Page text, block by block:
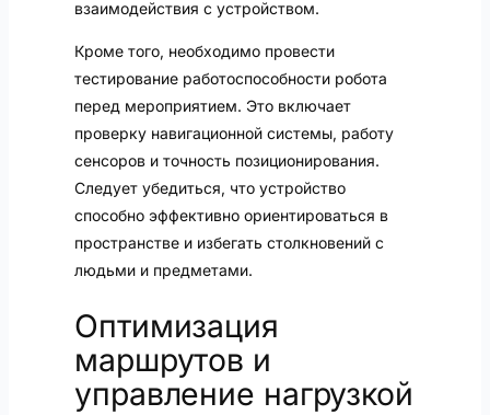
взаимодействия с устройством.
Кроме того, необходимо провести
тестирование работоспособности робота
перед мероприятием. Это включает
проверку навигационной системы, работу
сенсоров и точность позиционирования.
Следует убедиться, что устройство
способно эффективно ориентироваться в
пространстве и избегать столкновений с
людьми и предметами.
Оптимизация
маршрутов и
управление нагрузкой